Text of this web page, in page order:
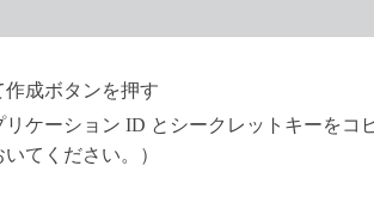
成ボタンを押す
ケーション ID とシークレットキーをコ
てください。）